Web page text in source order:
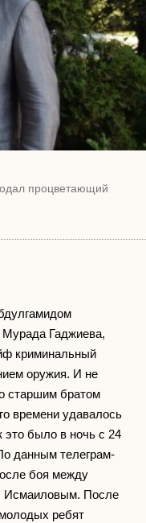
процветающий
Гаджиева,
криминальный
оружия. И не
старшим братом
времени удавалось
это было в ночь с 24
данным телеграм-
боя между
После
ребят